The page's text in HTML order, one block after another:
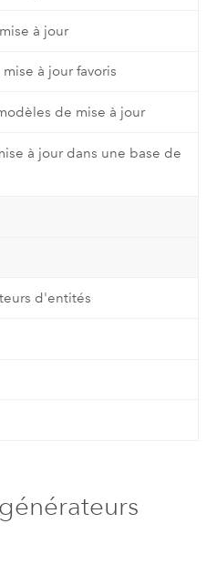
à jour
à jour favoris
de mise à jour
à jour dans une base de
d'entités